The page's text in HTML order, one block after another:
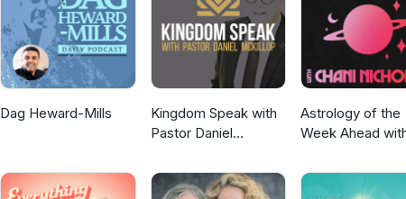
Dag Heward-Mills
Kingdom Speak with
Pastor Daniel
Astrology of the
Week Ahead